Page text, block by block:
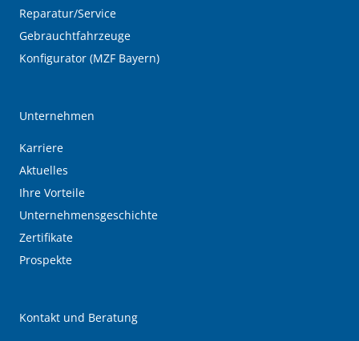
Reparatur/Service
Gebrauchtfahrzeuge
Konfigurator (MZF Bayern)
Unternehmen
Karriere
Aktuelles
Ihre Vorteile
Unternehmensgeschichte
Zertifikate
Prospekte
Kontakt und Beratung